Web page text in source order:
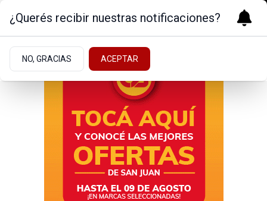
¿Querés recibir nuestras notificaciones?
NO, GRACIAS ACEPTAR